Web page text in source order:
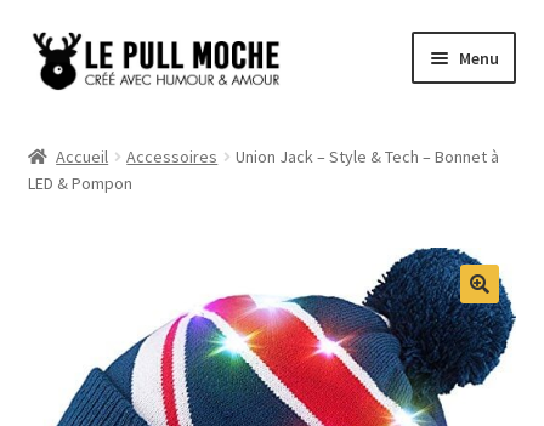
Aller
Aller
au
Menu
Pull Noël Femme
Pull Noël Promo
Accueil Accessoires
Union Jack – Style & Tech – Bonnet à
LED & Pompon